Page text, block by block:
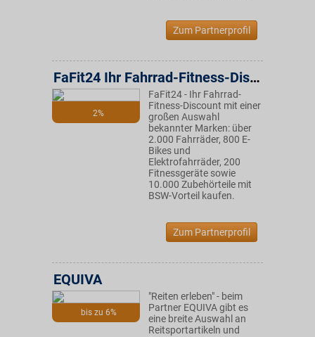
Zum Partnerprofil
2%
FaFit24 Ihr Fahrrad-Fitness-Discount
FaFit24 - Ihr Fahrrad-
Fitness-Discount mit einer
großen Auswahl
bekannter Marken: über
2.000 Fahrräder, 800 E-
Bikes und
Elektrofahrräder, 200
Fitnessgeräte sowie
10.000 Zubehörteile mit
BSW-Vorteil kaufen.
Zum Partnerprofil
bis zu 6%
EQUIVA
"Reiten erleben" - beim
Partner EQUIVA gibt es
eine breite Auswahl an
Reitsportartikeln und